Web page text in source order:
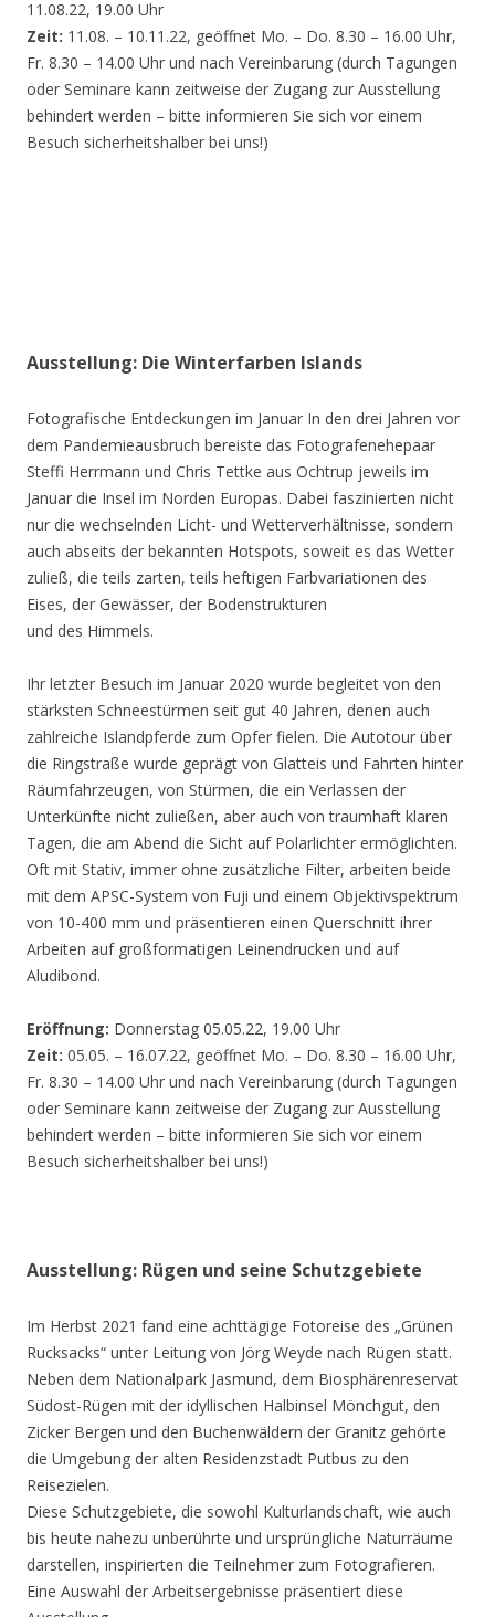
11.08.22, 19.00 Uhr
Zeit: 11.08. – 10.11.22, geöffnet Mo. – Do. 8.30 – 16.00 Uhr,
Fr. 8.30 – 14.00 Uhr und nach Vereinbarung (durch Tagungen
oder Seminare kann zeitweise der Zugang zur Ausstellung
behindert werden – bitte informieren Sie sich vor einem
Besuch sicherheitshalber bei uns!)
Ausstellung: Die Winterfarben Islands
Fotografische Entdeckungen im Januar In den drei Jahren vor
dem Pandemieausbruch bereiste das Fotografenehepaar
Steffi Herrmann und Chris Tettke aus Ochtrup jeweils im
Januar die Insel im Norden Europas. Dabei faszinierten nicht
nur die wechselnden Licht- und Wetterverhältnisse, sondern
auch abseits der bekannten Hotspots, soweit es das Wetter
zuließ, die teils zarten, teils heftigen Farbvariationen des
Eises, der Gewässer, der Bodenstrukturen
und des Himmels.
Ihr letzter Besuch im Januar 2020 wurde begleitet von den
stärksten Schneestürmen seit gut 40 Jahren, denen auch
zahlreiche Islandpferde zum Opfer fielen. Die Autotour über
die Ringstraße wurde geprägt von Glatteis und Fahrten hinter
Räumfahrzeugen, von Stürmen, die ein Verlassen der
Unterkünfte nicht zuließen, aber auch von traumhaft klaren
Tagen, die am Abend die Sicht auf Polarlichter ermöglichten.
Oft mit Stativ, immer ohne zusätzliche Filter, arbeiten beide
mit dem APSC-System von Fuji und einem Objektivspektrum
von 10-400 mm und präsentieren einen Querschnitt ihrer
Arbeiten auf großformatigen Leinendrucken und auf
Aludibond.
Eröffnung: Donnerstag 05.05.22, 19.00 Uhr
Zeit: 05.05. – 16.07.22, geöffnet Mo. – Do. 8.30 – 16.00 Uhr,
Fr. 8.30 – 14.00 Uhr und nach Vereinbarung (durch Tagungen
oder Seminare kann zeitweise der Zugang zur Ausstellung
behindert werden – bitte informieren Sie sich vor einem
Besuch sicherheitshalber bei uns!)
Ausstellung: Rügen und seine Schutzgebiete
Im Herbst 2021 fand eine achttägige Fotoreise des „Grünen
Rucksacks“ unter Leitung von Jörg Weyde nach Rügen statt.
Neben dem Nationalpark Jasmund, dem Biosphärenreservat
Südost-Rügen mit der idyllischen Halbinsel Mönchgut, den
Zicker Bergen und den Buchenwäldern der Granitz gehörte
die Umgebung der alten Residenzstadt Putbus zu den
Reisezielen.
Diese Schutzgebiete, die sowohl Kulturlandschaft, wie auch
bis heute nahezu unberührte und ursprüngliche Naturräume
darstellen, inspirierten die Teilnehmer zum Fotografieren.
Eine Auswahl der Arbeitsergebnisse präsentiert diese